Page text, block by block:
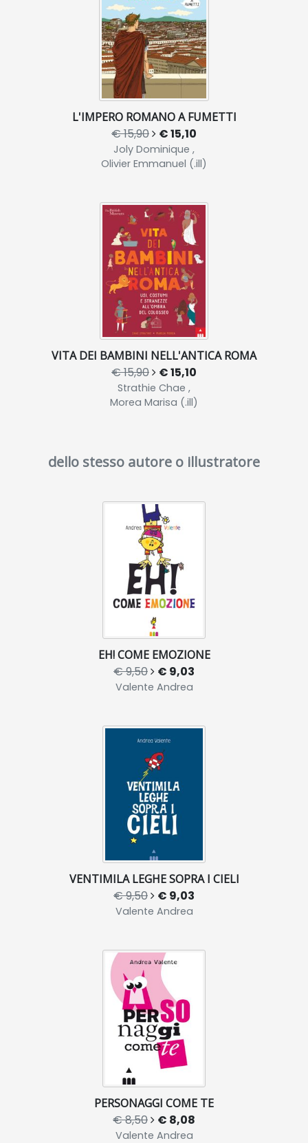
L'IMPERO ROMANO A FUMETTI
€ 15,90 € 15,10
Joly Dominique ,
Olivier Emmanuel (.ill)
VITA DEI BAMBINI NELL'ANTICA ROMA
€ 15,90 € 15,10
Strathie Chae ,
Morea Marisa (.ill)
dello stesso autore o illustratore
EH! COME EMOZIONE
€ 9,50 € 9,03
Valente Andrea
VENTIMILA LEGHE SOPRA I CIELI
€ 9,50 € 9,03
Valente Andrea
PERSONAGGI COME TE
€ 8,50 € 8,08
Valente Andrea